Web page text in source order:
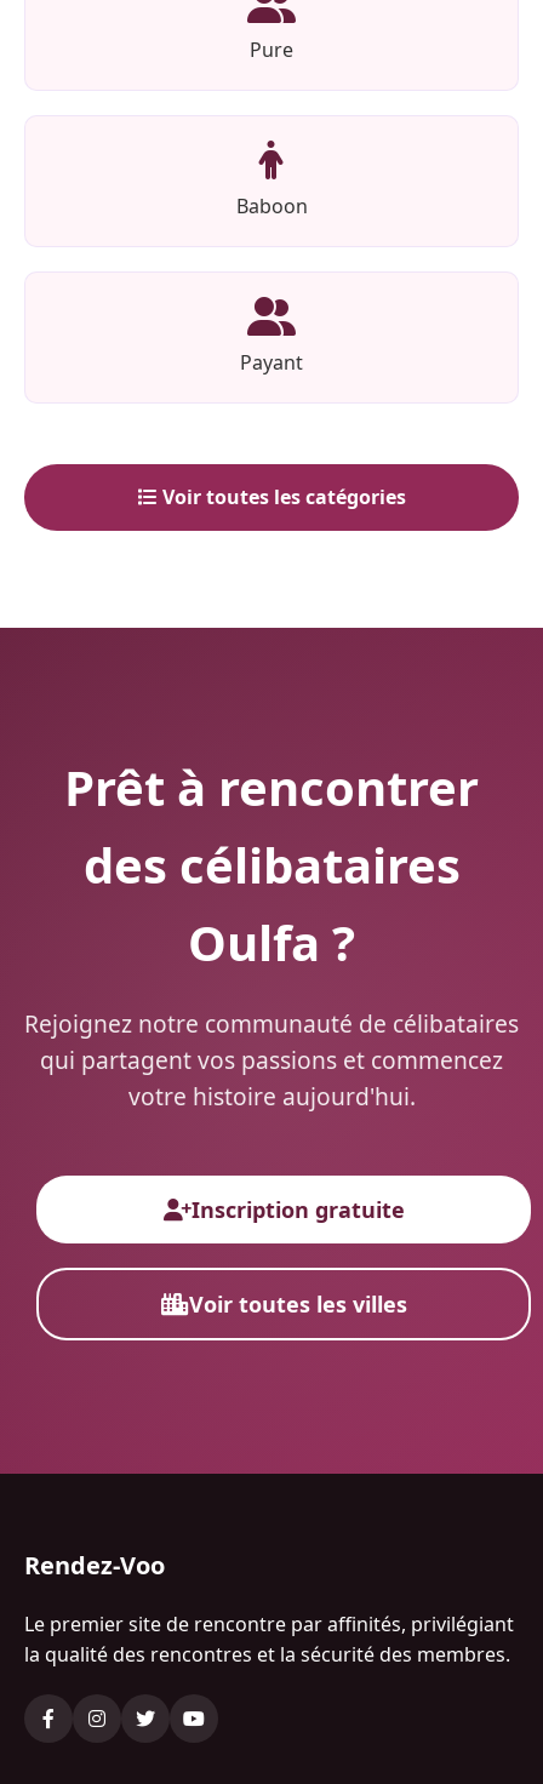
Pure
Baboon
Payant
Voir toutes les catégories
Prêt à rencontrer
des célibataires
Oulfa ?
Rejoignez notre communauté de célibataires
qui partagent vos passions et commencez
votre histoire aujourd'hui.
Inscription gratuite
Voir toutes les villes
Rendez-Voo
Le premier site de rencontre par affinités, privilégiant
la qualité des rencontres et la sécurité des membres.